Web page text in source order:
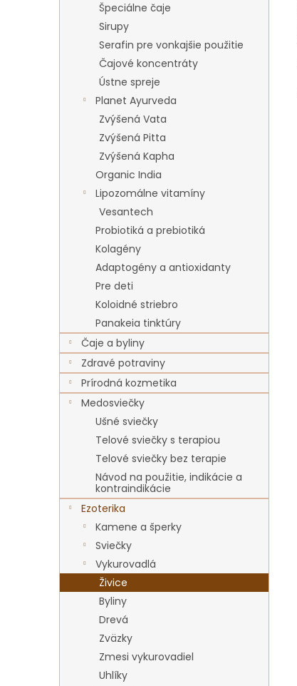
Špeciálne čaje
Sirupy
Serafin pre vonkajšie použitie
Čajové koncentráty
Ústne spreje
Planet Ayurveda
Zvýšená Vata
Zvýšená Pitta
Zvýšená Kapha
Organic India
Lipozomálne vitamíny
Vesantech
Probiotiká a prebiotiká
Kolagény
Adaptogény a antioxidanty
Pre deti
Koloidné striebro
Panakeia tinktúry
Čaje a byliny
Zdravé potraviny
Prírodná kozmetika
Medosviečky
Ušné sviečky
Telové sviečky s terapiou
Telové sviečky bez terapie
Návod na použitie, indikácie a
kontraindikácie
Ezoterika
Kamene a šperky
Sviečky
Vykurovadlá
Živice
Byliny
Drevá
Zväzky
Zmesi vykurovadiel
Uhlíky